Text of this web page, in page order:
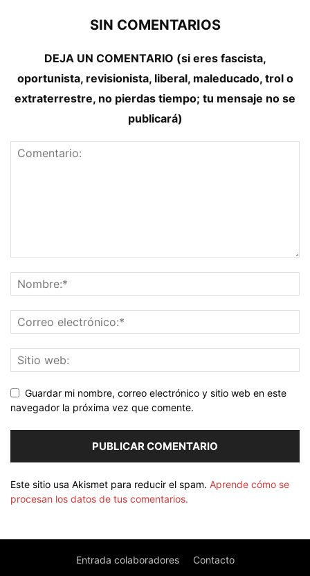
SIN COMENTARIOS
DEJA UN COMENTARIO (si eres fascista,
oportunista, revisionista, liberal, maleducado, trol o
extraterrestre, no pierdas tiempo; tu mensaje no se
publicará)
Guardar mi nombre, correo electrónico y sitio web en este
navegador la próxima vez que comente.
Este sitio usa Akismet para reducir el spam. Aprende cómo se
procesan los datos de tus comentarios.
Entrada colaboradores Contacto